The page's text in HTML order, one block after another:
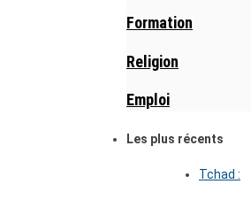
Formation
Religion
Emploi
Les plus récents
Tchad :